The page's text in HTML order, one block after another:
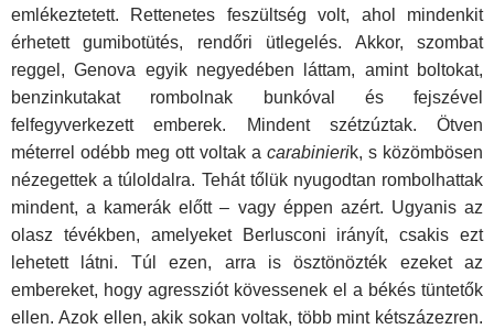
emlékeztetett. Rettenetes feszültség volt, ahol mindenkit
érhetett gumibotütés, rendőri ütlegelés. Akkor, szombat
reggel, Genova egyik negyedében láttam, amint boltokat,
benzinkutakat rombolnak bunkóval és fejszével
felfegyverkezett emberek. Mindent szétzúztak. Ötven
méterrel odébb meg ott voltak a carabinierik, s közömbösen
nézegettek a túloldalra. Tehát tőlük nyugodtan rombolhattak
mindent, a kamerák előtt – vagy éppen azért. Ugyanis az
olasz tévékben, amelyeket Berlusconi irányít, csakis ezt
lehetett látni. Túl ezen, arra is ösztönözték ezeket az
embereket, hogy agressziót kövessenek el a békés tüntetők
ellen. Azok ellen, akik sokan voltak, több mint kétszázezren.